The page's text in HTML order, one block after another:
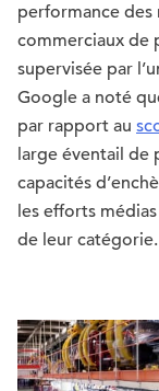
performance
commerciaux de
supervisée par
Google a noté
par rapport au
large éventail de
capacités
les efforts
de leur catégorie.